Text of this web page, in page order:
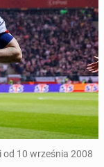
10 września 2008